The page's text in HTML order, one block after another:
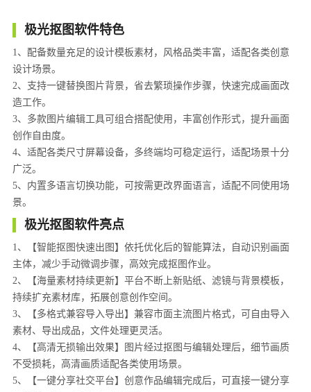
极光抠图软件特色
1、配备数量充足的设计模板素材，风格品类丰富，适配各类创意
设计场景。
2、支持一键替换图片背景，省去繁琐操作步骤，快速完成画面改
造工作。
3、多款图片编辑工具可组合搭配使用，丰富创作形式，提升画面
创作自由度。
4、适配各类尺寸屏幕设备，多终端均可稳定运行，适配场景十分
广泛。
5、内置多语言切换功能，可按需更改界面语言，适配不同使用场
景。
极光抠图软件亮点
1、【智能抠图快速出图】依托优化后的智能算法，自动识别画面
主体，减少手动微调步骤，高效完成抠图作业。
2、【海量素材持续更新】平台不断上新贴纸、滤镜与背景模板，
持续扩充素材库，拓展创意创作空间。
3、【多格式兼容导入导出】兼容市面主流图片格式，可自由导入
素材、导出成品，文件处理更灵活。
4、【高清无损输出效果】图片经过抠图与编辑处理后，细节画质
不受损耗，高清画质适配各类使用场景。
5、【一键分享社交平台】创意作品编辑完成后，可直接一键分享